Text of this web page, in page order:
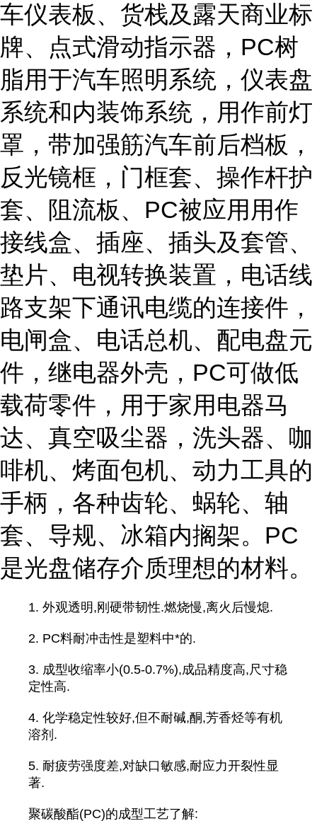
车仪表板、货栈及露天商业标
牌、点式滑动指示器，PC树
脂用于汽车照明系统，仪表盘
系统和内装饰系统，用作前灯
罩，带加强筋汽车前后档板，
反光镜框，门框套、操作杆护
套、阻流板、PC被应用用作
接线盒、插座、插头及套管、
垫片、电视转换装置，电话线
路支架下通讯电缆的连接件，
电闸盒、电话总机、配电盘元
件，继电器外壳，PC可做低
载荷零件，用于家用电器马
达、真空吸尘器，洗头器、咖
啡机、烤面包机、动力工具的
手柄，各种齿轮、蜗轮、轴
套、导规、冰箱内搁架。PC
是光盘储存介质理想的材料。
1. 外观透明,刚硬带韧性.燃烧慢,离火后慢熄.
2. PC料耐冲击性是塑料中*的.
3. 成型收缩率小(0.5-0.7%),成品精度高,尺寸稳
定性高.
4. 化学稳定性较好,但不耐碱,酮,芳香烃等有机
溶剂.
5. 耐疲劳强度差,对缺口敏感,耐应力开裂性显
著.
聚碳酸酯(PC)的成型工艺了解: